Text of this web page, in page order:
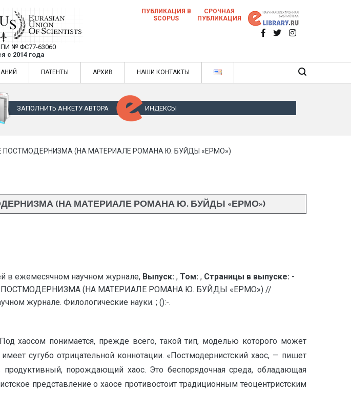
Ученых — публикация научных статей в ежемесячном научном
журнале
ПИ № ФС77-63060
с 2014 года
научных статей в ежемесячном научном журнале
ПУБЛИКАЦИЯ В
SCOPUS
СРОЧНАЯ
ПУБЛИКАЦИЯ
ПАТЕНТЫ АРХИВ НАШИ КОНТАКТЫ
ЗАПОЛНИТЬ АНКЕТУ АВТОРА ИНДЕКСЫ
ПОСТМОДЕРНИЗМА (НА МАТЕРИАЛЕ РОМАНА Ю. БУЙДЫ «ЕРМО»)
(НА МАТЕРИАЛЕ РОМАНА Ю. БУЙДЫ «ЕРМО»)
в ежемесячном научном журнале, Выпуск: , Том: , Страницы в выпуске: -
(НА МАТЕРИАЛЕ РОМАНА Ю. БУЙДЫ «ЕРМО») //
журнале. Филологические науки. ; ():-.
хаосом понимается, прежде всего, такой тип, моделью которого может
сугубо отрицательной коннотации. «Постмодернистский хаос, — пишет
порождающий хаос. Это беспорядочная среда, обладающая
представление о хаосе противостоит традиционным теоцентристским